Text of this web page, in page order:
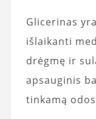
Glicerinas
išlaikanti
drėgmę ir
apsauginis
tinkamą